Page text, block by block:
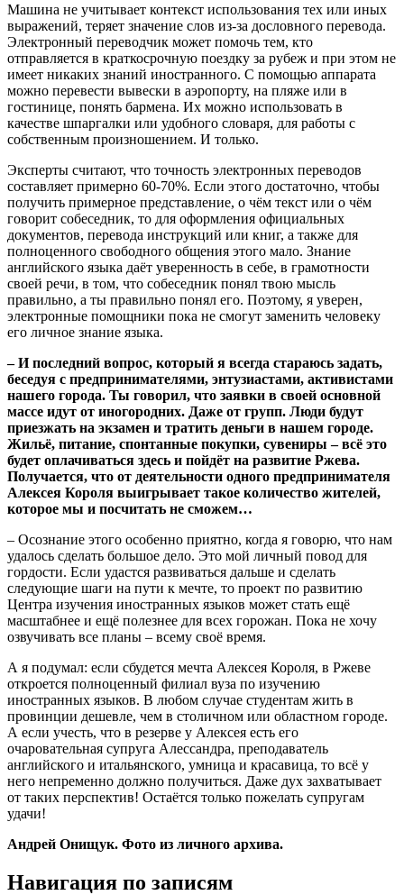
Машина не учитывает контекст использования тех или иных
выражений, теряет значение слов из-за дословного перевода.
Электронный переводчик может помочь тем, кто
отправляется в краткосрочную поездку за рубеж и при этом не
имеет никаких знаний иностранного. С помощью аппарата
можно перевести вывески в аэропорту, на пляже или в
гостинице, понять бармена. Их можно использовать в
качестве шпаргалки или удобного словаря, для работы с
собственным произношением. И только.
Эксперты считают, что точность электронных переводов
составляет примерно 60-70%. Если этого достаточно, чтобы
получить примерное представление, о чём текст или о чём
говорит собеседник, то для оформления официальных
документов, перевода инструкций или книг, а также для
полноценного свободного общения этого мало. Знание
английского языка даёт уверенность в себе, в грамотности
своей речи, в том, что собеседник понял твою мысль
правильно, а ты правильно понял его. Поэтому, я уверен,
электронные помощники пока не смогут заменить человеку
его личное знание языка.
– И последний вопрос, который я всегда стараюсь задать,
беседуя с предпринимателями, энтузиастами, активистами
нашего города. Ты говорил, что заявки в своей основной
массе идут от иногородних. Даже от групп. Люди будут
приезжать на экзамен и тратить деньги в нашем городе.
Жильё, питание, спонтанные покупки, сувениры – всё это
будет оплачиваться здесь и пойдёт на развитие Ржева.
Получается, что от деятельности одного предпринимателя
Алексея Короля выигрывает такое количество жителей,
которое мы и посчитать не сможем…
– Осознание этого особенно приятно, когда я говорю, что нам
удалось сделать большое дело. Это мой личный повод для
гордости. Если удастся развиваться дальше и сделать
следующие шаги на пути к мечте, то проект по развитию
Центра изучения иностранных языков может стать ещё
масштабнее и ещё полезнее для всех горожан. Пока не хочу
озвучивать все планы – всему своё время.
А я подумал: если сбудется мечта Алексея Короля, в Ржеве
откроется полноценный филиал вуза по изучению
иностранных языков. В любом случае студентам жить в
провинции дешевле, чем в столичном или областном городе.
А если учесть, что в резерве у Алексея есть его
очаровательная супруга Алессандра, преподаватель
английского и итальянского, умница и красавица, то всё у
него непременно должно получиться. Даже дух захватывает
от таких перспектив! Остаётся только пожелать супругам
удачи!
Андрей Онищук. Фото из личного архива.
Навигация по записям